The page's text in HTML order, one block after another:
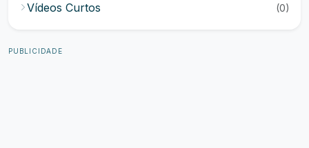
Vídeos Curtos (0)
PUBLICIDADE